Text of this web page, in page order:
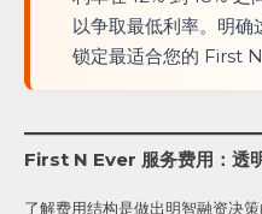
以争取最低利率。明确
锁定最适合您的 First N
First N Ever 服务费用：透
了解费用结构是做出明智融资决